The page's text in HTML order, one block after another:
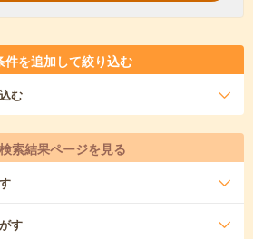
件を追加して絞り込む
む
索結果ページを見る
す